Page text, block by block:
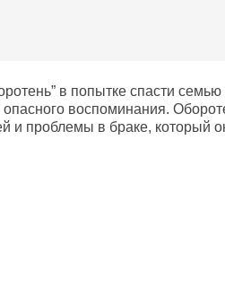
в попытке спасти
воспоминания.
и проблемы в браке, который